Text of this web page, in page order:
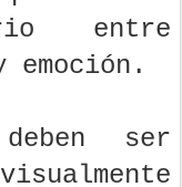
un
entre
ser